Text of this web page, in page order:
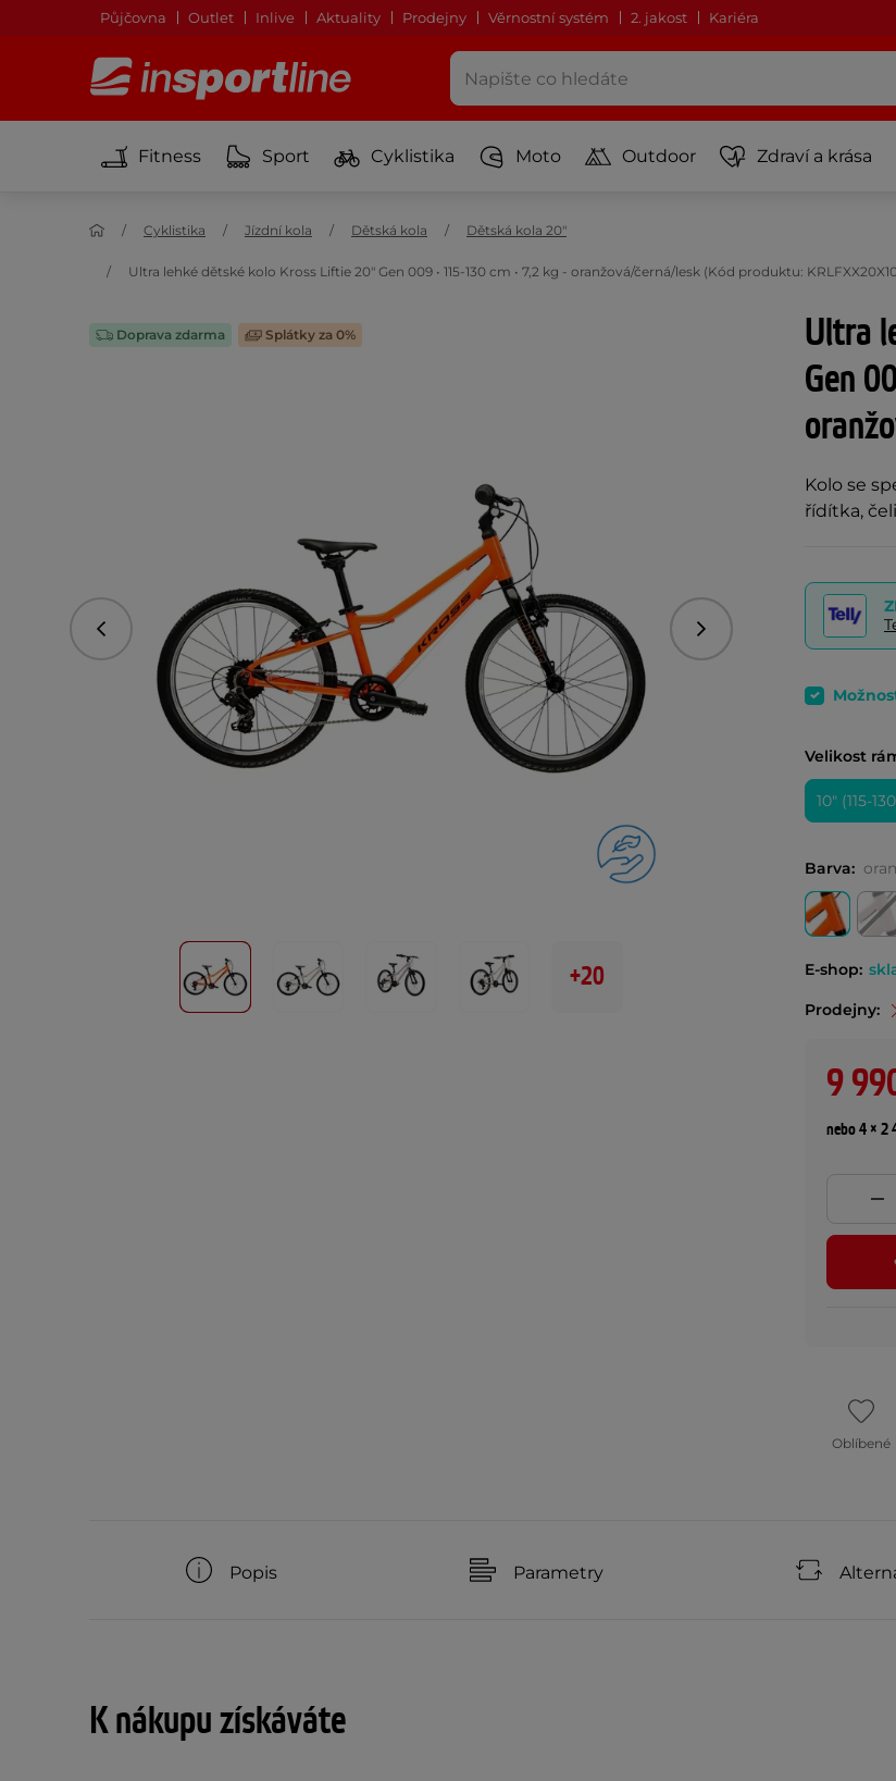
Půjčovna Outlet Inlive Aktuality Prodejny Věrnostní systém 2. jakost Kariéra
Fitness Sport Cyklistika Moto Outdoor Zdraví a krása
Cyklistika Jízdní kola Dětská kola Dětská kola 20"
Ultra lehké dětské kolo Kross Liftie 20" Gen 009 • 115-130 cm • 7,2 kg - oranžová/černá/lesk (Kód produktu:
Ultra
Gen
Kolo se
řídítka,
Doprava zdarma Splátky za 0%
Předchozí Následující
+20
Velikost
10" (115-
Barva:
E-shop:
Prodejny:
9
nebo 4 × 2
Oblíbené
Popis Parametry
K nákupu získáváte